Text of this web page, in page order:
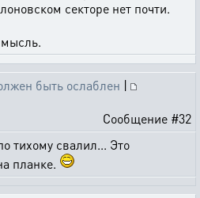
секторе нет почти.
быть ослаблен |
Сообщение #32
тихому свалил... Это
планке.